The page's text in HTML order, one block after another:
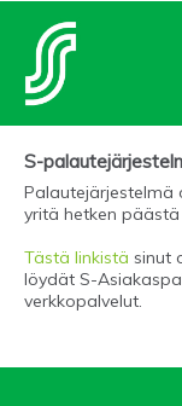
S-
Palautejärjestelmä
yritä hetken päästä
Tästä linkistä sinut
löydät S-
verkkopalvelut.